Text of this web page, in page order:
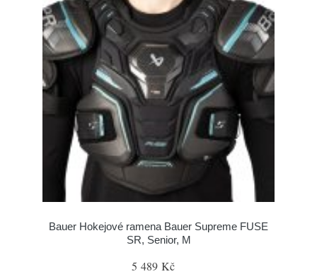
Bauer Hokejové ramena Bauer Supreme FUSE
SR, Senior, M
5 489 Kč